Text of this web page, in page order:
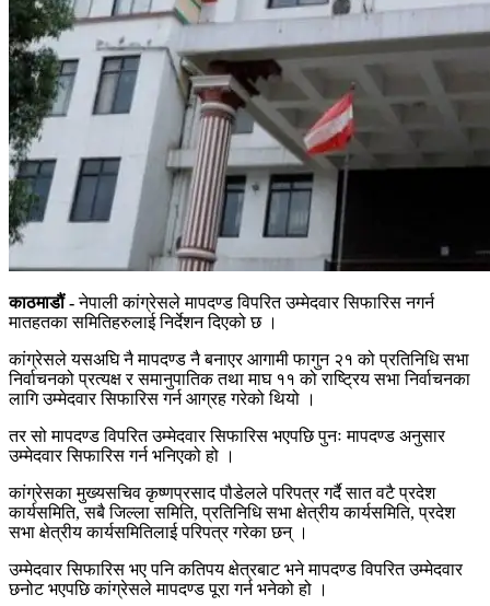
काठमाडौं -नेपाली कांग्रेसले मापदण्ड विपरित उम्मेदवार सिफारिस नगर्न
मातहतका समितिहरुलाई निर्देशन दिएको छ ।
कांग्रेसले यसअघि नै मापदण्ड नै बनाएर आगामी फागुन २१ को प्रतिनिधि सभा
निर्वाचनको प्रत्यक्ष र समानुपातिक तथा माघ ११ को राष्ट्रिय सभा निर्वाचनका
लागि उम्मेदवार सिफारिस गर्न आग्रह गरेको थियो ।
तर सो मापदण्ड विपरित उम्मेदवार सिफारिस भएपछि पुनः मापदण्ड अनुसार
उम्मेदवार सिफारिस गर्न भनिएको हो ।
कांग्रेसका मुख्यसचिव कृष्णप्रसाद पौडेलले परिपत्र गर्दै सात वटै प्रदेश
कार्यसमिति, सबै जिल्ला समिति, प्रतिनिधि सभा क्षेत्रीय कार्यसमिति, प्रदेश
सभा क्षेत्रीय कार्यसमितिलाई परिपत्र गरेका छन् ।
उम्मेदवार सिफारिस भए पनि कतिपय क्षेत्रबाट भने मापदण्ड विपरित उम्मेदवार
छनोट भएपछि कांग्रेसले मापदण्ड पूरा गर्न भनेको हो ।